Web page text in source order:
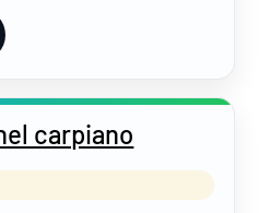
carpiano